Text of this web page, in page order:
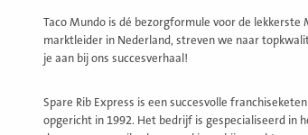
Taco Mundo is dé bezorgformule voor de lekkerste
marktleider in Nederland, streven we naar
je aan bij ons succesverhaal!
Spare Rib Express is een succesvolle
opgericht in 1992. Het bedrijf is gespecialiseerd in